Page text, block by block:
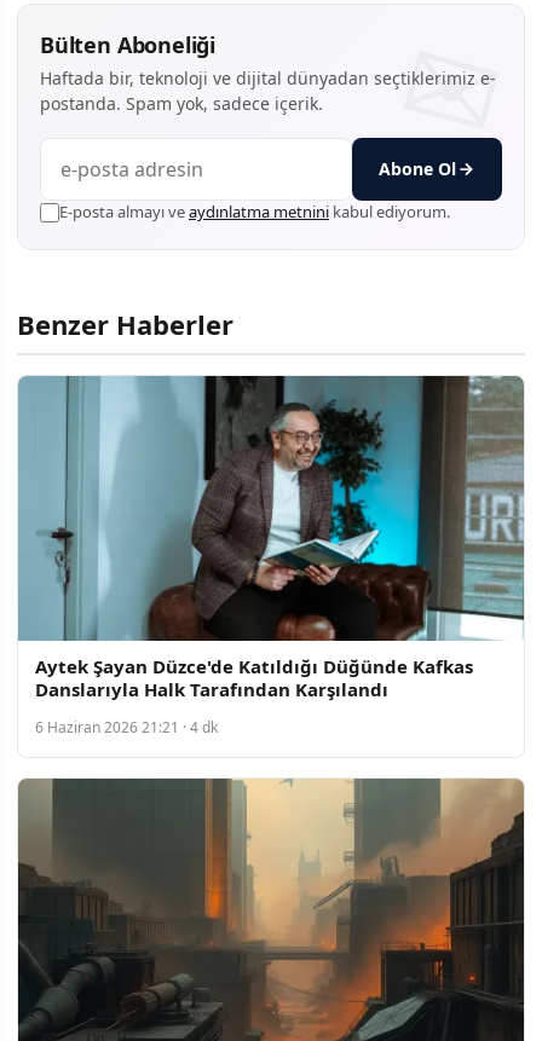
Bülten Aboneliği
Haftada bir, teknoloji ve dijital dünyadan seçtiklerimiz e-
postanda. Spam yok, sadece içerik.
Abone Ol
E-posta almayı veaydınlatma metnini kabul ediyorum.
Benzer Haberler
Aytek Şayan Düzce'de Katıldığı Düğünde Kafkas
Danslarıyla Halk Tarafından Karşılandı
6 Haziran 2026 21:21 · 4 dk